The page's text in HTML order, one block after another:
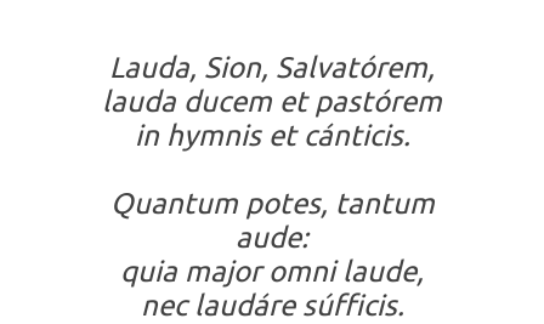
Lauda, Sion, Salvatórem,
lauda ducem et pastórem
in hymnis et cánticis.
Quantum potes, tantum
aude:
quia major omni laude,
nec laudáre súfficis.